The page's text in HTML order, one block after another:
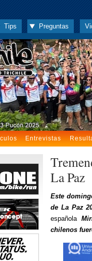
Tips Preguntas
Entrevistas
La Paz
Este
de La Paz
española
chilenos